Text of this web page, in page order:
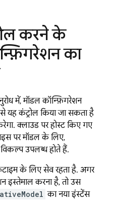
करने के
का
में, मॉडल कॉन्फ़िगरेशन
यह कंट्रोल किया जा सकता है
क्लाउड पर होस्ट किए गए
पर मॉडल के लिए,
उपलब्ध होते हैं.
के लिए सेव रहता है. अगर
इस्तेमाल करना है, तो उस
का नया इंस्टेंस